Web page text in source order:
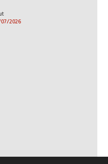
22/07/2026,